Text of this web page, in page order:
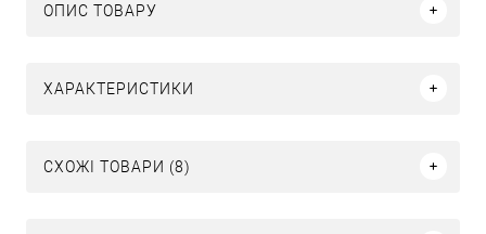
ОПИС ТОВАРУ
ХАРАКТЕРИСТИКИ
СХОЖІ ТОВАРИ (8)